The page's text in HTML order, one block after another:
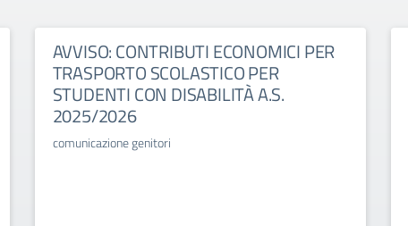
AVVISO: CONTRIBUTI ECONOMICI PER
TRASPORTO SCOLASTICO PER
STUDENTI CON DISABILITÀ A.S.
2025/2026
comunicazione genitori